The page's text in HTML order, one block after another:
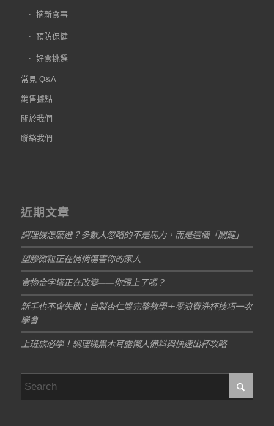
摘新食事
預防保健
好食挑選
常見 Q&A
銷售據點
關於我們
聯絡我們
近期文章
調理機怎麼選？多數人忽略的不是馬力，而是這個「關鍵」
塑膠微粒正在悄悄傷害你的家人
食物金字塔正在改變——你跟上了嗎？
新手也不會失敗！自製杏仁醬完整教學＋零浪費洗杯技巧一次
學會
上班族必學！調理機黑木耳露懶人備料與快速出杯攻略